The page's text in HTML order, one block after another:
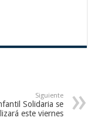
Siguiente
Solidaria se
este viernes